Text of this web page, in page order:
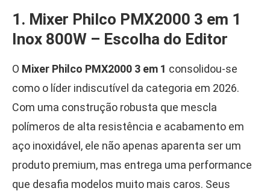
1. Mixer Philco PMX2000 3 em 1
Inox 800W – Escolha do Editor
O Mixer Philco PMX2000 3 em 1 consolidou-se
como o líder indiscutível da categoria em 2026.
Com uma construção robusta que mescla
polímeros de alta resistência e acabamento em
aço inoxidável, ele não apenas aparenta ser um
produto premium, mas entrega uma performance
que desafia modelos muito mais caros. Seus